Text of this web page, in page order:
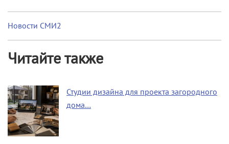
Новости СМИ2
Читайте также
Студии дизайна для проекта загородного
дома…